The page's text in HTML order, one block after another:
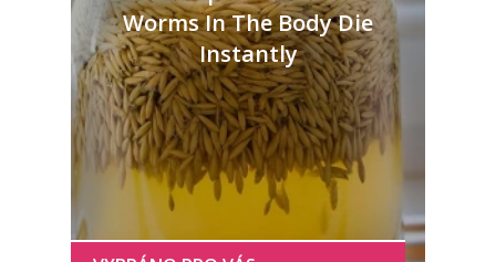
Worms In The Body Die
Instantly